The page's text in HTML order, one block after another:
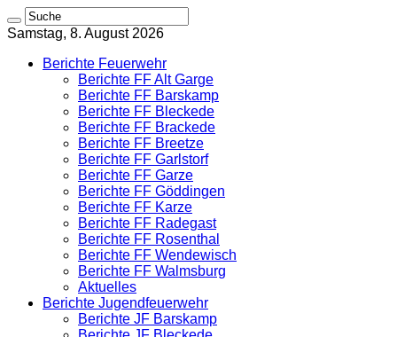
Samstag, 8. August 2026
Berichte Feuerwehr
Berichte FF Alt Garge
Berichte FF Barskamp
Berichte FF Bleckede
Berichte FF Brackede
Berichte FF Breetze
Berichte FF Garlstorf
Berichte FF Garze
Berichte FF Göddingen
Berichte FF Karze
Berichte FF Radegast
Berichte FF Rosenthal
Berichte FF Wendewisch
Berichte FF Walmsburg
Aktuelles
Berichte Jugendfeuerwehr
Berichte JF Barskamp